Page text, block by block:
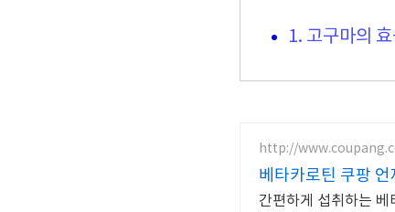
1. 고구마의
http://
베타카로틴 쿠팡 언
간편하게 섭취하는